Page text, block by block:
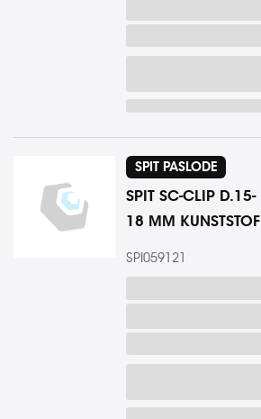
SPIT PASLODE
SPIT SC-CLIP D.15-
18 MM KUNSTSTOF
SPI059121